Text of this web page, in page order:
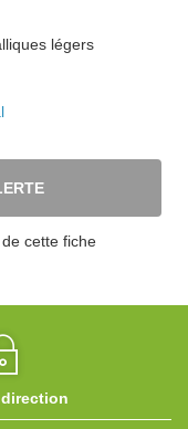
légers
cette fiche